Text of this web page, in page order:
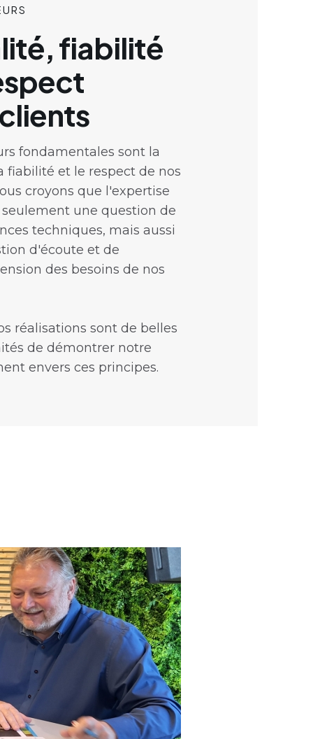
fiabilité
fondamentales sont la
fiabilité et le respect de nos
croyons que l'expertise
seulement une question de
techniques, mais aussi
d'écoute et de
des besoins de nos
réalisations sont de belles
de démontrer notre
envers ces principes.